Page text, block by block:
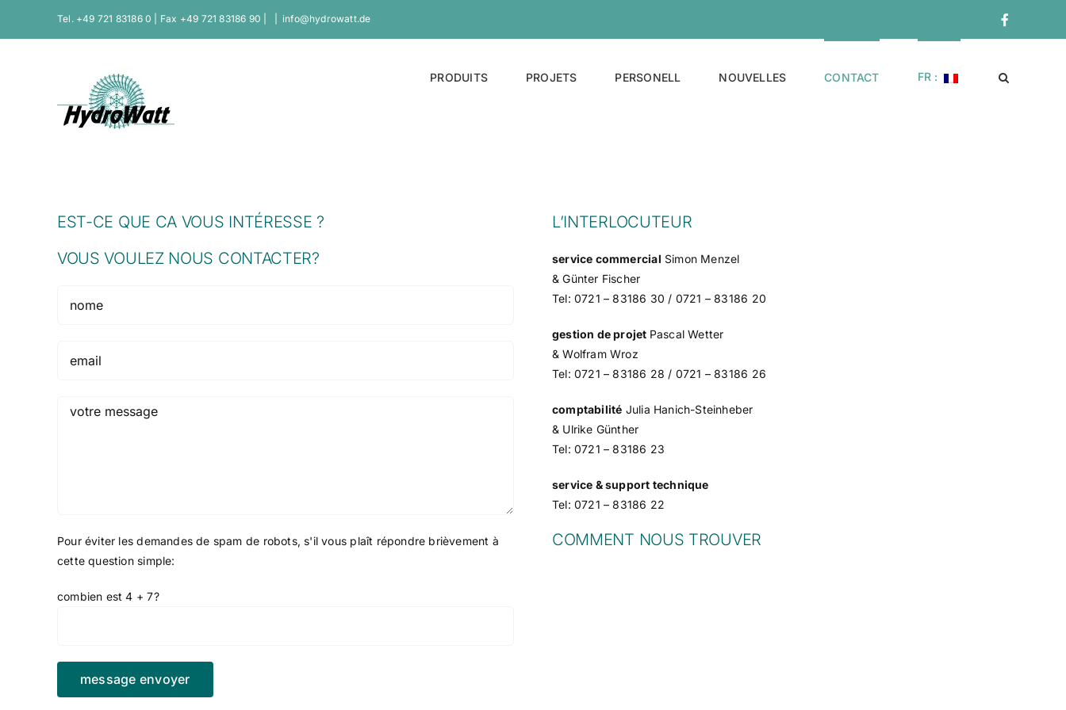
Tel. +49 721 83186 0 | Fax +49 721 83186 90 | info@hydrowatt.de
PRODUITS PROJETS PERSONELL NOUVELLES CONTACT FR :
EST-CE QUE CA VOUS INTÉRESSE ?
VOUS VOULEZ NOUS CONTACTER?
Pour éviter les demandes de spam de robots, s'il vous plaît répondre brièvement à
cette question simple:
combien est 4 + 7?
L’INTERLOCUTEUR
service commercial Simon Menzel
& Günter Fischer
Tel: 0721 – 83186 30 / 0721 – 83186 20
gestion de projet Pascal Wetter
& Wolfram Wroz
Tel: 0721 – 83186 28 / 0721 – 83186 26
comptabilité Julia Hanich-Steinheber
& Ulrike Günther
Tel: 0721 – 83186 23
service & support technique
Tel: 0721 – 83186 22
COMMENT NOUS TROUVER